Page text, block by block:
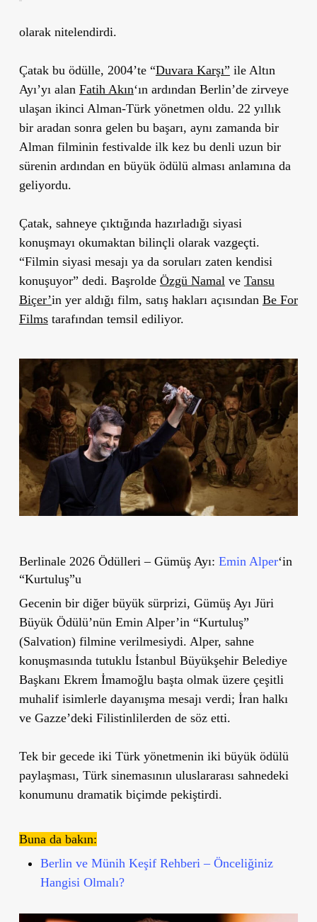
olarak nitelendirdi.
Çatak bu ödülle, 2004’te “Duvara Karşı” ile Altın
Ayı’yı alan Fatih Akın‘ın ardından Berlin’de zirveye
ulaşan ikinci Alman-Türk yönetmen oldu. 22 yıllık
bir aradan sonra gelen bu başarı, aynı zamanda bir
Alman filminin festivalde ilk kez bu denli uzun bir
sürenin ardından en büyük ödülü alması anlamına da
geliyordu.
Çatak, sahneye çıktığında hazırladığı siyasi
konuşmayı okumaktan bilinçli olarak vazgeçti.
“Filmin siyasi mesajı ya da soruları zaten kendisi
konuşuyor” dedi. Başrolde Özgü Namalve Tansu
Biçer’in yer aldığı film, satış hakları açısından Be For
Filmstarafından temsil ediliyor.
Berlinale 2026 Ödülleri – Gümüş Ayı: Emin Alper‘in
“Kurtuluş”u
Gecenin bir diğer büyük sürprizi, Gümüş Ayı Jüri
Büyük Ödülü’nün Emin Alper’in “Kurtuluş”
(Salvation) filmine verilmesiydi. Alper, sahne
konuşmasında tutuklu İstanbul Büyükşehir Belediye
Başkanı Ekrem İmamoğlu başta olmak üzere çeşitli
muhalif isimlerle dayanışma mesajı verdi; İran halkı
ve Gazze’deki Filistinlilerden de söz etti.
Tek bir gecede iki Türk yönetmenin iki büyük ödülü
paylaşması, Türk sinemasının uluslararası sahnedeki
konumunu dramatik biçimde pekiştirdi.
Buna da bakın:
Berlin ve Münih Keşif Rehberi – Önceliğiniz
Hangisi Olmalı?